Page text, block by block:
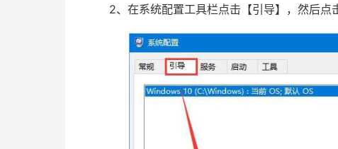
2、在系统配置工具栏点击【引导】，然后点击